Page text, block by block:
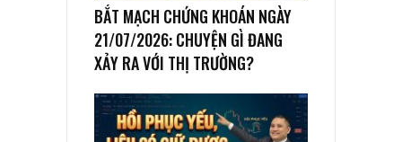
BẮT MẠCH CHỨNG KHOÁN NGÀY
21/07/2026: CHUYỆN GÌ ĐANG
XẢY RA VỚI THỊ TRƯỜNG?